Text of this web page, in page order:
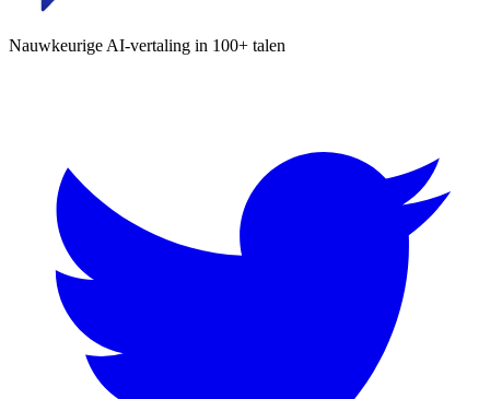
Nauwkeurige AI-vertaling in 100+ talen